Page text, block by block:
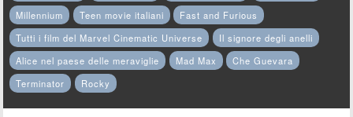
Millennium
Teen movie italiani
Fast and Furious
Tutti i film del Marvel Cinematic Universe
Il signore degli anelli
Alice nel paese delle meraviglie
Mad Max
Che Guevara
Terminator
Rocky